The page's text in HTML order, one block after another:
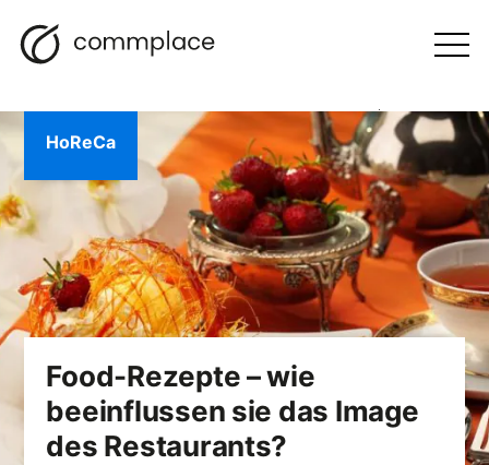
Zum
Inhalt
Navigation
BLOGGEN
Food-Rezepte – wie
beeinflussen sie das Image
des Restaurants?
HoReCa